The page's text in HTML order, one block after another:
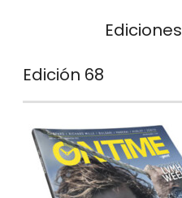
Ediciones
Edición 68